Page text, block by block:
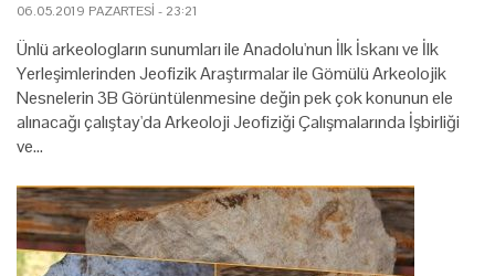
06.05.2019 PAZARTESI - 23:21
Ünlü arkeologların sunumları ile Anadolu'nun İlk İskanı ve İlk
Yerleşimlerinden Jeofizik Araştırmalar ile Gömülü Arkeolojik
Nesnelerin 3B Görüntülenmesine değin pek çok konunun ele
alınacağı çalıştay'da Arkeoloji Jeofiziği Çalışmalarında İşbirliği
ve…